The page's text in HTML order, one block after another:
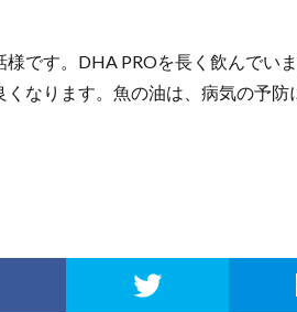
様です。DHA PROを長く飲んでい
くなります。魚の油は、病気の予